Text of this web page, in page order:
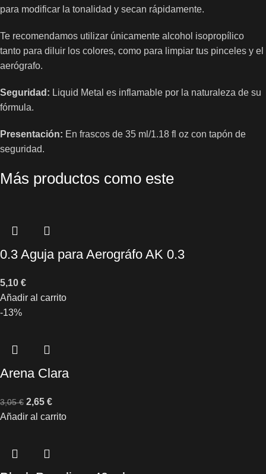
para modificar la tonalidad y secan rápidamente.
Te recomendamos utilizar únicamente alcohol isopropílico
tanto para diluir los colores, como para limpiar tus pinceles y el
aerógrafo.
Seguridad: Liquid Metal es inflamable por la naturaleza de su
fórmula.
Presentación: En frascos de 35 ml/1.18 fl oz con tapón de
seguridad.
Más productos como este
0.3 Aguja para Aerográfo AK 0.3
5,10 €
Añadir al carrito
-13%
Arena Clara
3,05€ 2,65 €
Añadir al carrito